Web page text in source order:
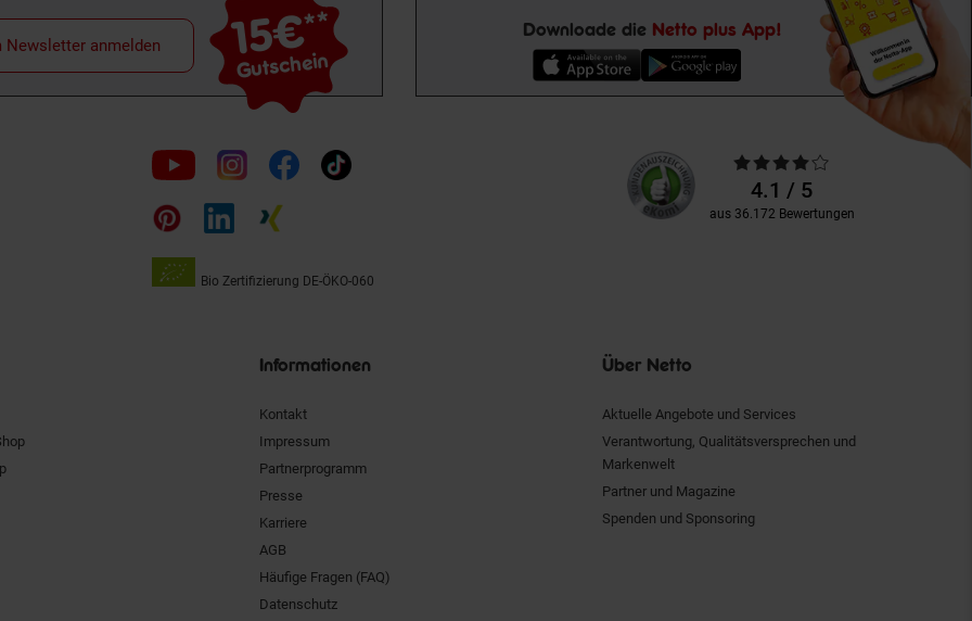
15€**
Gutschein
Newsletter anmelden
Downloade die Netto plus App!
Folge
uns
auf
Bio Zertifizierung DE-ÖKO-060
Unsere
Kundenbewertungen
Durchschnittliche
Bewertungen4.1 / 5
aus 36.172 Bewertungen
Informationen
Kontakt
Impressum
Partnerprogramm
Presse
Karriere
AGB
Häufige Fragen (FAQ)
Datenschutz
Über Netto
Aktuelle Angebote und Services
Verantwortung, Qualitätsversprechen und
Markenwelt
Partner und Magazine
Spenden und Sponsoring